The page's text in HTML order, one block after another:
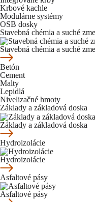
Krbové kachle
Modulárne systémy
OSB dosky
Stavebná chémia a suché
Stavebná chémia a suché
Betón
Cement
Malty
Lepidlá
Nivelizačné hmoty
Základy a základová doska
Základy a základová doska
Hydroizolácie
Hydroizolácie
Asfaltové pásy
Asfaltové pásy